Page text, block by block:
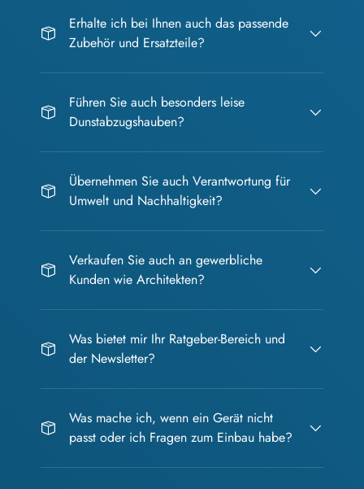
Erhalte ich bei Ihnen auch das passende
Zubehör und Ersatzteile?
Führen Sie auch besonders leise
Dunstabzugshauben?
Übernehmen Sie auch Verantwortung für
Umwelt und Nachhaltigkeit?
Verkaufen Sie auch an gewerbliche
Kunden wie Architekten?
Was bietet mir Ihr Ratgeber-Bereich und
der Newsletter?
Was mache ich, wenn ein Gerät nicht
passt oder ich Fragen zum Einbau habe?